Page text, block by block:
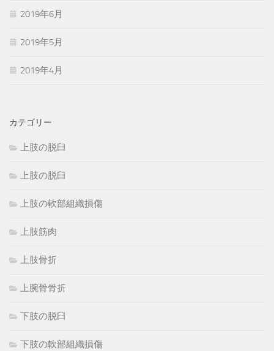
2019年6月
2019年5月
2019年4月
カテゴリー
上肢の脱臼
上肢の脱臼
上肢の軟部組織損傷
上肢筋肉
上肢骨折
上腕骨骨折
下肢の脱臼
下肢の軟部組織損傷